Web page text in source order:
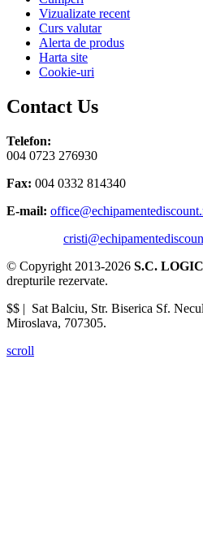
Vizualizate recent
Curs valutar
Alerta de produs
Harta site
Cookie-uri
Contact Us
Telefon:
004 0723 276930
Fax: 004 0332 814340
E-mail:
© Copyright 2013-2026 S.C.
drepturile rezervate.
$$ | Sat Balciu, Str. Biserica Sf.
Miroslava, 707305.
scroll